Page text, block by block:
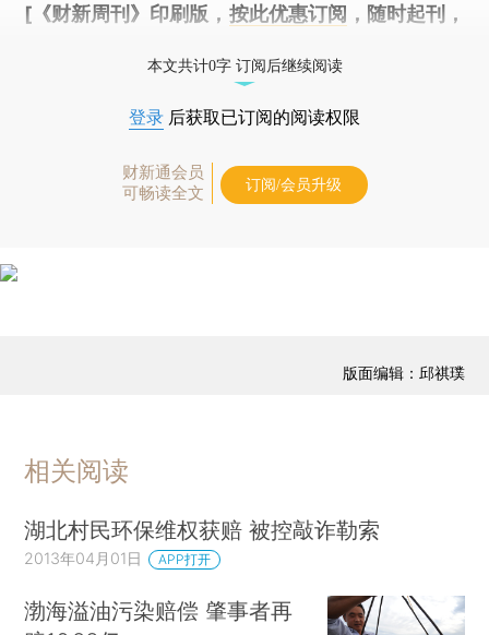
[《财新周刊》印刷版， 按此优惠订阅 ，随时起刊，
本文共计0字 订阅后继续阅读
登录 后获取已订阅的阅读权限
财新通会员
可畅读全文
订阅/会员升级
版面编辑：邱祺璞
相关阅读
湖北村民环保维权获赔 被控敲诈勒索
2013年04月01日 APP打开
渤海溢油污染赔偿 肇事者再